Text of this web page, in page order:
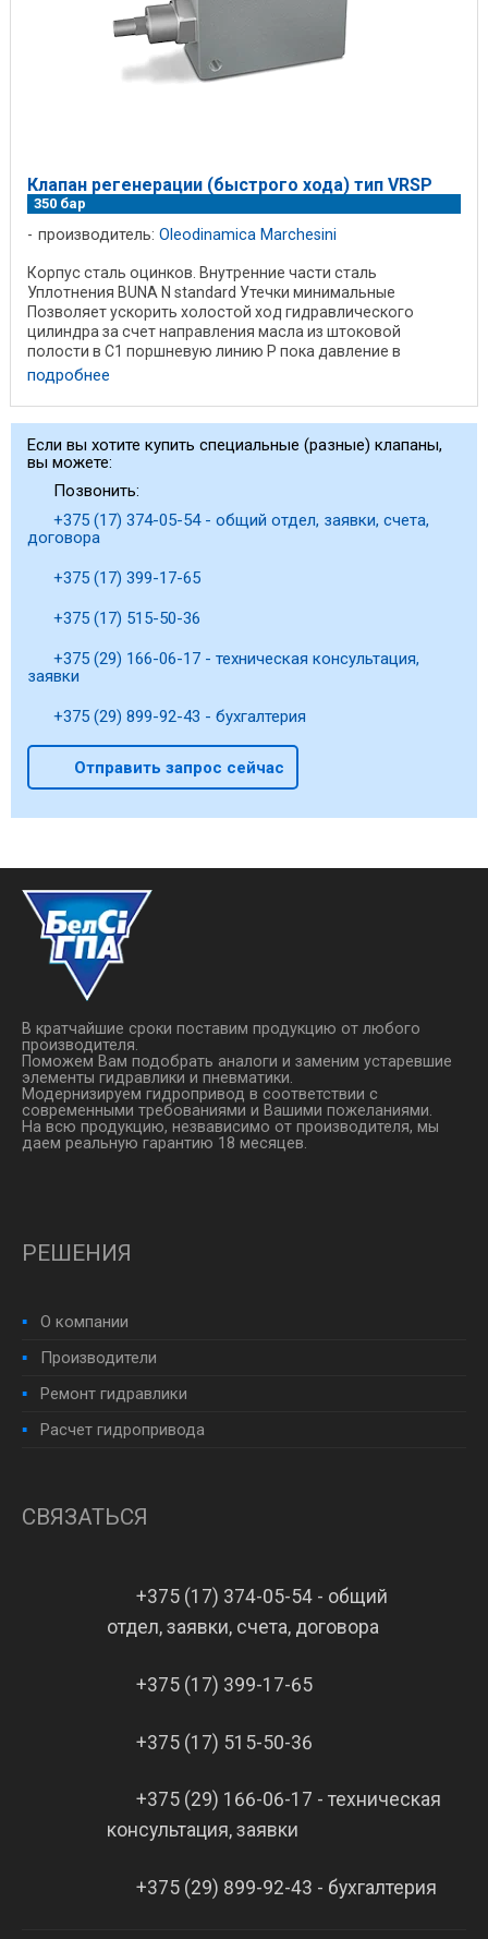
Клапан регенерации (быстрого хода) тип VRSP
350 бар
производитель: Oleodinamica Marchesini
Корпус сталь оцинков. Внутренние части сталь
Уплотнения BUNA N standard Утечки минимальные
Позволяет ускорить холостой ход гидравлического
цилиндра за счет направления масла из штоковой
полости в С1 поршневую линию Р пока давление в
полости Р не ...
подробнее
Если вы хотите купить специальные (разные) клапаны,
вы можете:
Позвонить:
+375 (17) 374-05-54 - общий отдел, заявки, счета,
договора
+375 (17) 399-17-65
+375 (17) 515-50-36
+375 (29) 166-06-17 - техническая консультация,
заявки
+375 (29) 899-92-43 - бухгалтерия
Отправить запрос сейчас
В кратчайшие сроки поставим продукцию от любого
производителя.
Поможем Вам подобрать аналоги и заменим устаревшие
элементы гидравлики и пневматики.
Модернизируем гидропривод в соответствии с
современными требованиями и Вашими пожеланиями.
На всю продукцию, незвависимо от производителя, мы
даем реальную гарантию 18 месяцев.
РЕШЕНИЯ
О компании
Производители
Ремонт гидравлики
Расчет гидропривода
СВЯЗАТЬСЯ
+375 (17) 374-05-54 - общий
отдел, заявки, счета, договора
+375 (17) 399-17-65
+375 (17) 515-50-36
+375 (29) 166-06-17 - техническая
консультация, заявки
+375 (29) 899-92-43 - бухгалтерия